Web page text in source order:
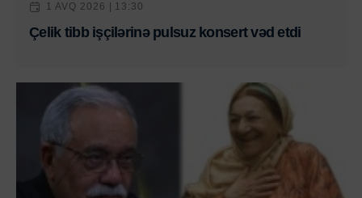
1 AVQ 2026 | 13:30
Çelik tibb işçilərinə pulsuz konsert vəd etdi